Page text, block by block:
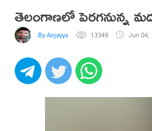
తెలంగాణలో పెరగనున్న
By Anjayya 13349 Jun 04,